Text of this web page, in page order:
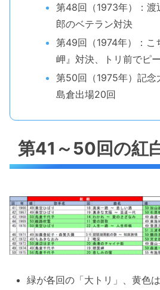
第48回（1973年）：渡
郎のベテラン対決
第49回（1974年）：こ
岬』対決、トリ前でピ
第50回（1975年）記念
島倉出場20回
第41～50回の紅
緑が各回の「大トリ」、黄色